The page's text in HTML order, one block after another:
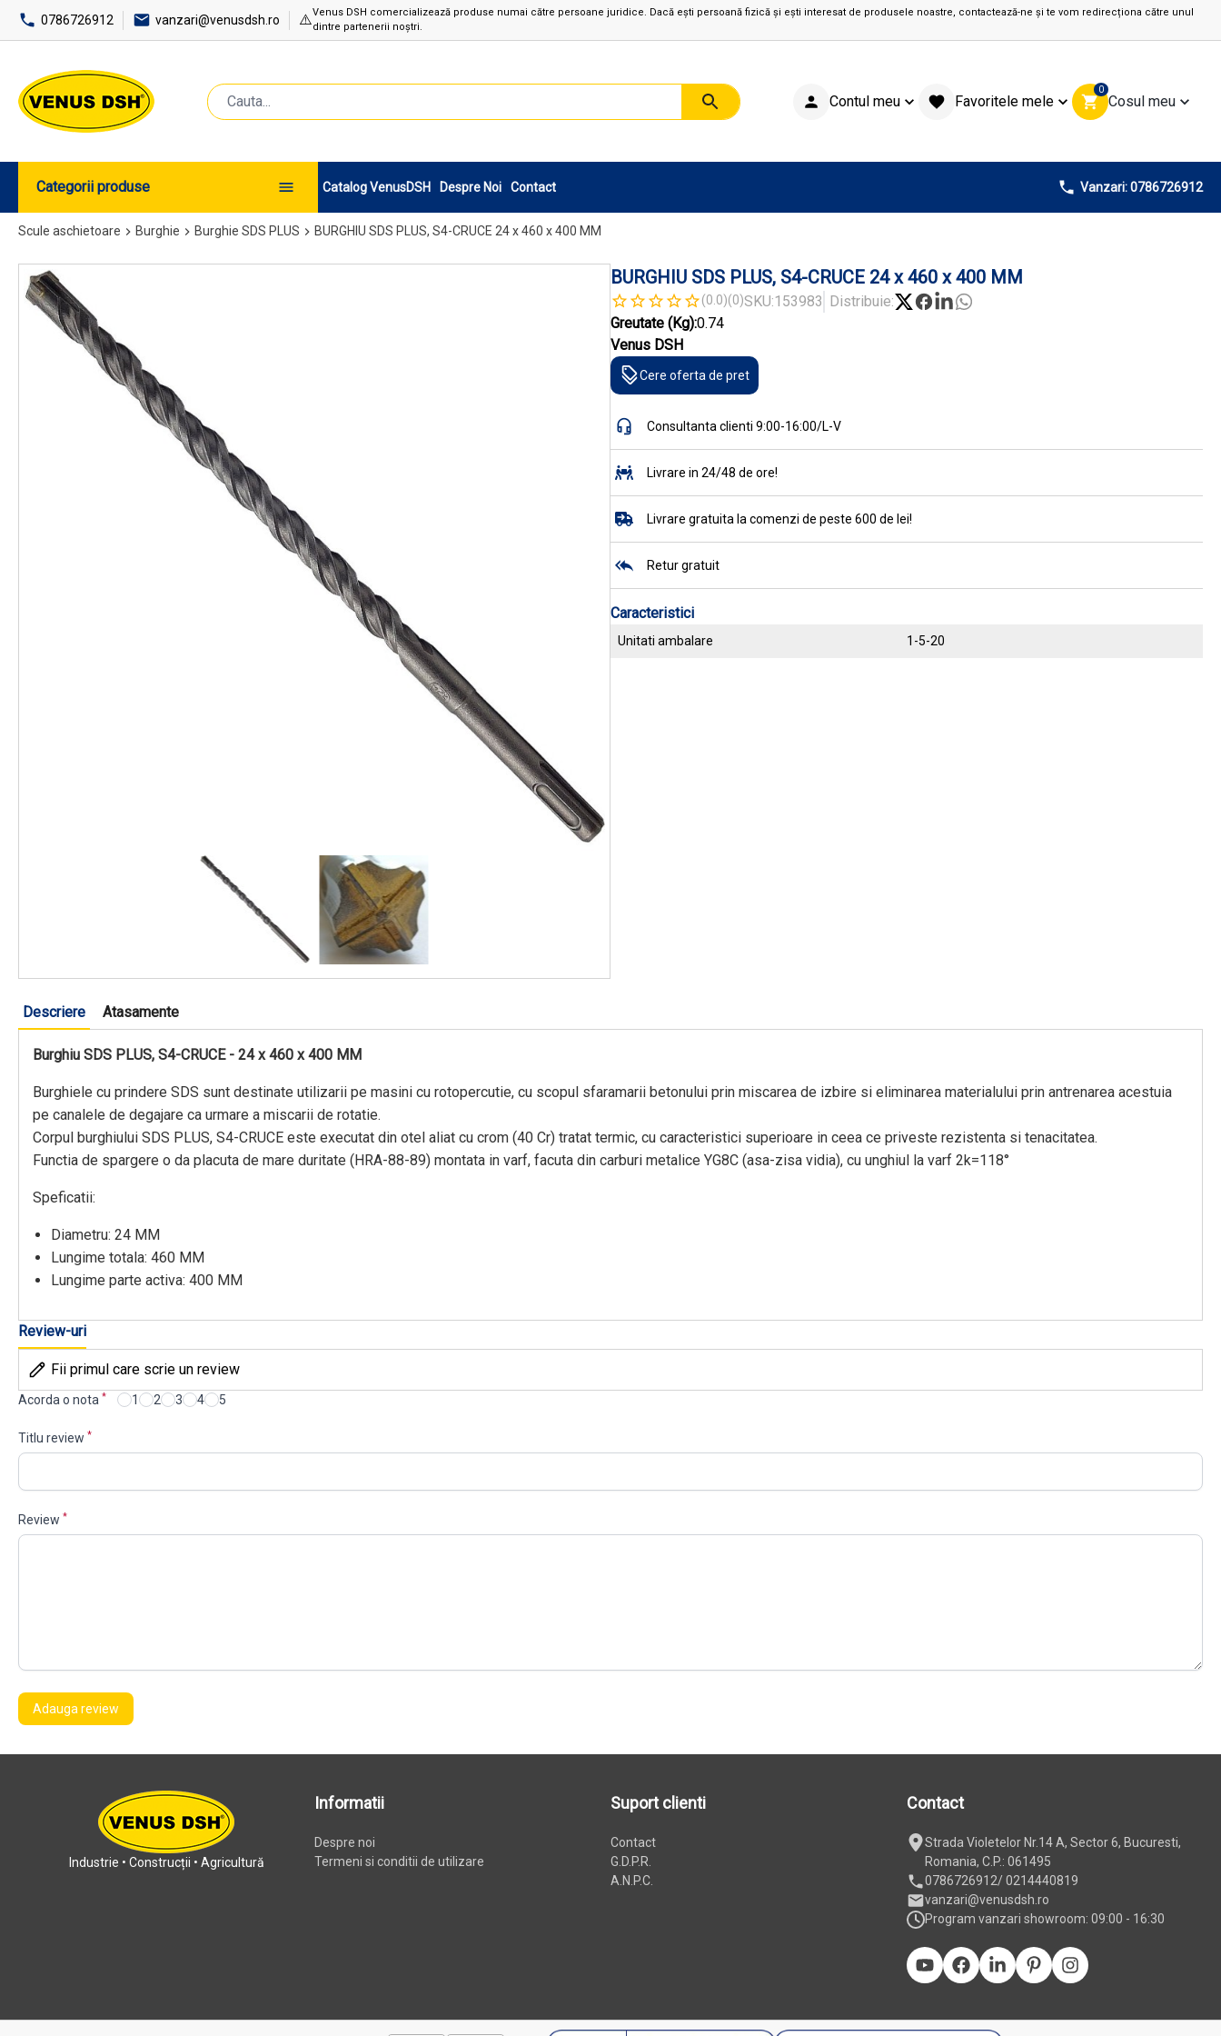
0786726912 vanzari@venusdsh.ro ⚠️Venus DSH comercializează produse numai către persoane juridice. Dacă ești persoană fizică și ești interesat de produsele noastre, contactează-ne și te vom redirecționa către unul
dintre partenerii noștri.
Contul meu Favoritele mele
0
Cosul meu
Categorii produse Catalog VenusDSH Despre Noi Contact Vanzari: 0786726912
Scule aschietoare Burghie Burghie SDS PLUS BURGHIU SDS PLUS, S4-CRUCE 24 x 460 x 400 MM
BURGHIU SDS PLUS, S4-CRUCE 24 x 460 x 400 MM
(0.0)(0)SKU:153983 Distribuie:
Greutate (Kg):0.74
Venus DSH
Cere oferta de pret
Consultanta clienti 9:00-16:00/L-V
Livrare in 24/48 de ore!
Livrare gratuita la comenzi de peste 600 de lei!
Retur gratuit
Caracteristici
Unitati ambalare 1-5-20
Descriere Atasamente
Burghiu SDS PLUS, S4-CRUCE - 24 x 460 x 400 MM
Burghiele cu prindere SDS sunt destinate utilizarii pe masini cu rotopercutie, cu scopul sfaramarii betonului prin miscarea de izbire si eliminarea materialului prin antrenarea acestuia
pe canalele de degajare ca urmare a miscarii de rotatie.
Corpul burghiului SDS PLUS, S4-CRUCE este executat din otel aliat cu crom (40 Cr) tratat termic, cu caracteristici superioare in ceea ce priveste rezistenta si tenacitatea.
Functia de spargere o da placuta de mare duritate (HRA-88-89) montata in varf, facuta din carburi metalice YG8C (asa-zisa vidia), cu unghiul la varf 2k=118°
Speficatii:
Diametru: 24 MM
Lungime totala: 460 MM
Lungime parte activa: 400 MM
Review-uri
Fii primul care scrie un review
Acorda o nota * 1 2 3 4 5
Titlu review *
Review *
Adauga review
Industrie • Construcții • Agricultură
Informatii
Despre noi
Termeni si conditii de utilizare
Suport clienti
Contact
G.D.P.R.
A.N.P.C.
Contact
Strada Violetelor Nr.14 A, Sector 6, Bucuresti,
Romania, C.P.: 061495
0786726912/ 0214440819
vanzari@venusdsh.ro
Program vanzari showroom: 09:00 - 16:30